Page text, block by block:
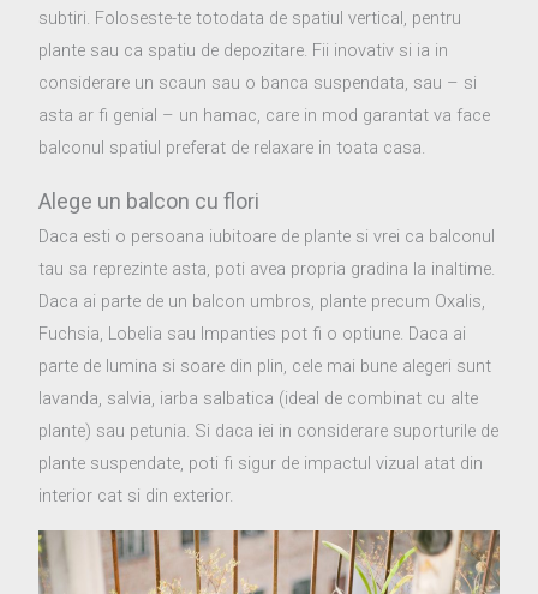
subtiri. Foloseste-te totodata de spatiul vertical, pentru
plante sau ca spatiu de depozitare. Fii inovativ si ia in
considerare un scaun sau o banca suspendata, sau – si
asta ar fi genial – un hamac, care in mod garantat va face
balconul spatiul preferat de relaxare in toata casa.
Alege un balcon cu flori
Daca esti o persoana iubitoare de plante si vrei ca balconul
tau sa reprezinte asta, poti avea propria gradina la inaltime.
Daca ai parte de un balcon umbros, plante precum Oxalis,
Fuchsia, Lobelia sau Impanties pot fi o optiune. Daca ai
parte de lumina si soare din plin, cele mai bune alegeri sunt
lavanda, salvia, iarba salbatica (ideal de combinat cu alte
plante) sau petunia. Si daca iei in considerare suporturile de
plante suspendate, poti fi sigur de impactul vizual atat din
interior cat si din exterior.